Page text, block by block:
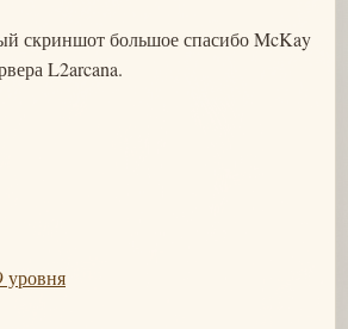
скриншот большое спасибо McKay
L2arcana.
уровня